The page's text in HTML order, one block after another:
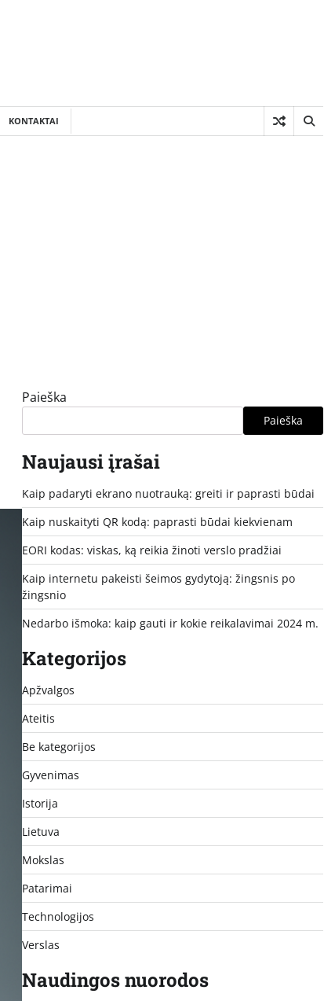
KONTAKTAI
Paieška
Paieška
Naujausi įrašai
Kaip padaryti ekrano nuotrauką: greiti ir paprasti būdai
Kaip nuskaityti QR kodą: paprasti būdai kiekvienam
EORI kodas: viskas, ką reikia žinoti verslo pradžiai
Kaip internetu pakeisti šeimos gydytoją: žingsnis po
žingsnio
Nedarbo išmoka: kaip gauti ir kokie reikalavimai 2024 m.
Kategorijos
Apžvalgos
Ateitis
Be kategorijos
Gyvenimas
Istorija
Lietuva
Mokslas
Patarimai
Technologijos
Verslas
Naudingos nuorodos